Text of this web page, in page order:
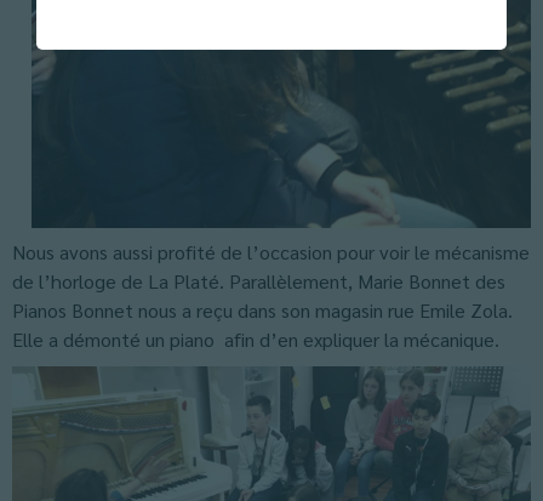
Nous avons aussi profité de l’occasion pour voir le mécanisme
de l’horloge de La Platé. Parallèlement, Marie Bonnet des
Pianos Bonnet nous a reçu dans son magasin rue Emile Zola.
Elle a démonté un piano afin d’en expliquer la mécanique.